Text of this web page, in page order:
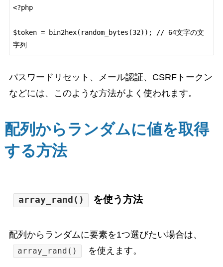
<?php
$token = bin2hex(random_bytes(32)); // 64文字の文
パスワードリセット、メール認証、CSRFトークン
などには、このような方法がよく使われます。
配列からランダムに値を取得
する方法
array_rand() を使う方法
配列からランダムに要素を1つ選びたい場合は、
array_rand() を使えます。